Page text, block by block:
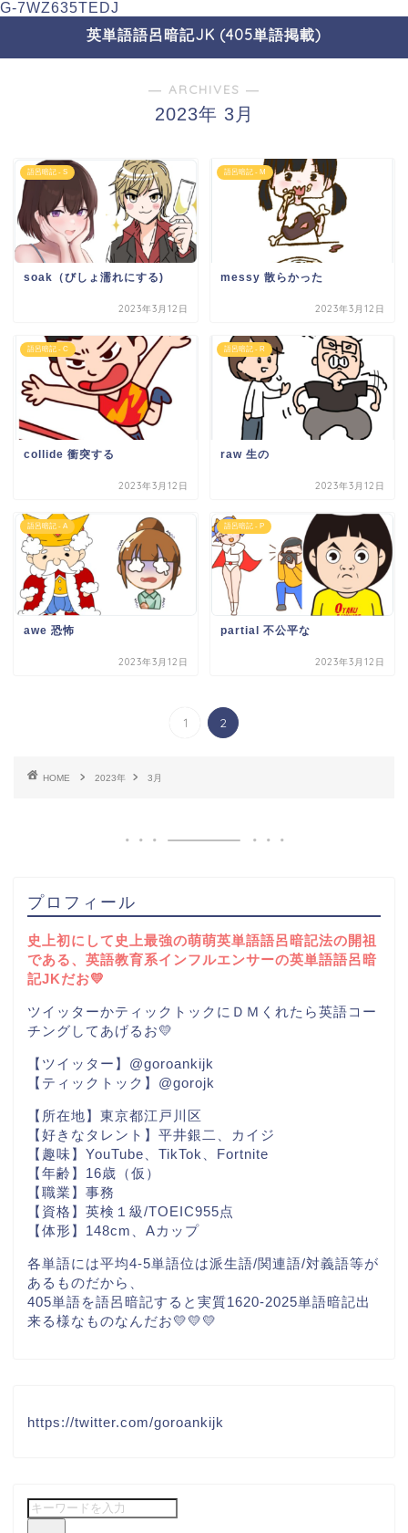
G-7WZ635TEDJ
英単語語呂暗記JK (405単語掲載)
― ARCHIVES ―
2023年 3月
語呂暗記 - S
soak（びしょ濡れにする)
2023年3月12日
語呂暗記 - M
messy 散らかった
2023年3月12日
語呂暗記 - C
collide 衝突する
2023年3月12日
語呂暗記 - R
raw 生の
2023年3月12日
語呂暗記 - A
awe 恐怖
2023年3月12日
語呂暗記 - P
partial 不公平な
2023年3月12日
1 2
HOME 2023年 3月
プロフィール
史上初にして史上最強の萌萌英単語語呂暗記法の開祖
である、英語教育系インフルエンサーの英単語語呂暗
記JKだお💛
ツイッターかティックトックにＤＭくれたら英語コー
チングしてあげるお💛
【ツイッター】@goroankijk
【ティックトック】@gorojk
【所在地】東京都江戸川区
【好きなタレント】平井銀二、カイジ
【趣味】YouTube、TikTok、Fortnite
【年齢】16歳（仮）
【職業】事務
【資格】英検１級/TOEIC955点
【体形】148cm、Aカップ
各単語には平均4-5単語位は派生語/関連語/対義語等が
あるものだから、
405単語を語呂暗記すると実質1620-2025単語暗記出
来る様なものなんだお💛💛💛
https://twitter.com/goroankijk